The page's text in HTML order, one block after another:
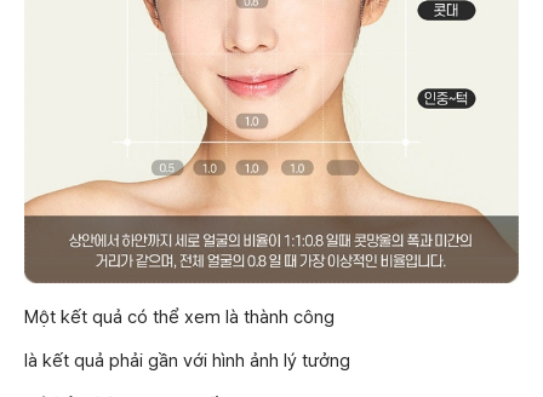
Một kết quả có thể xem là thành công
là kết quả phải gần với hình ảnh lý tưởng